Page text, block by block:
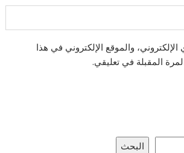
والموقع الإلكتروني في هذا
المقبلة في تعليقي.
البحث